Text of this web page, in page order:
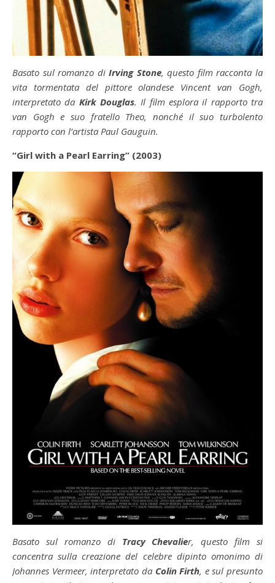
Basato sul romanzo diIrving Stone, questo film racconta la
vita tormentata del pittore olandese Vincent van Gogh,
interpretato da Kirk Douglas. Il film esplora il rapporto tra
van Gogh e suo fratello Theo, nonché il suo turbolento
rapporto con l’artista Paul Gauguin.
“Girl with a Pearl Earring” (2003)
Basato sul romanzo di Tracy Chevalier, questo film si
concentra sulla creazione del celebre dipinto omonimo di
Johannes Vermeer, interpretato da Colin Firth, e sul presunto